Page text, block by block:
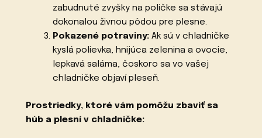
zabudnuté zvyšky na poličke sa stávajú
dokonalou živnou pôdou pre plesne.
Pokazené potraviny:Ak sú v chladničke
kyslá polievka, hnijúca zelenina a ovocie,
lepkavá saláma, čoskoro sa vo vašej
chladničke objaví pleseň.
Prostriedky, ktoré vám pomôžu zbaviť sa
húb a plesní v chladničke: